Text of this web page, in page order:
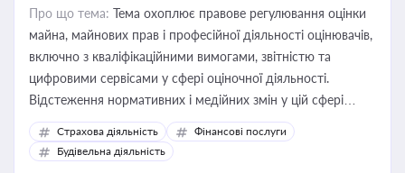
Про що тема: Тема охоплює правове регулювання оцінки
майна, майнових прав і професійної діяльності оцінювачів,
включно з кваліфікаційними вимогами, звітністю та
цифровими сервісами у сфері оціночної діяльності.
Відстеження нормативних і медійних змін у цій сфері
корисне для власника бізнесу, керівника, юриста або
бухгалтера під час оподаткування, приватизації, оренди
державного майна, корпоративних угод і перевірки
Страхова діяльність
Фінансові послуги
Будівельна діяльність